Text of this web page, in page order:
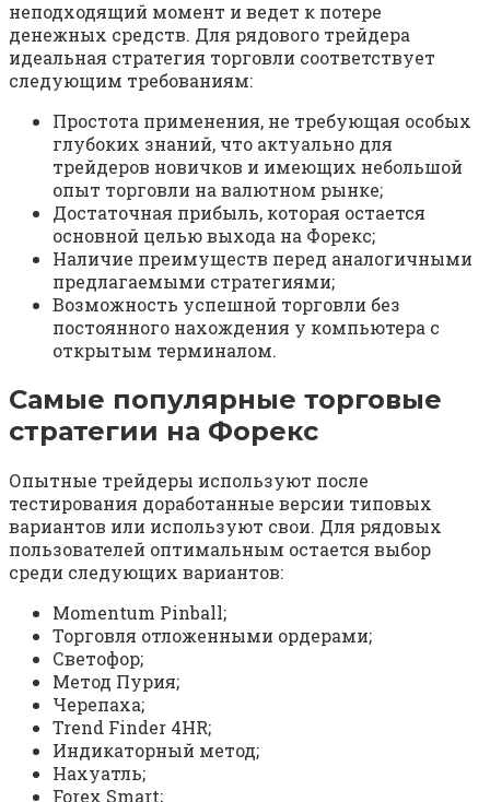
неподходящий момент и ведет к потере
денежных средств. Для рядового трейдера
идеальная стратегия торговли соответствует
следующим требованиям:
Простота применения, не требующая особых
глубоких знаний, что актуально для
трейдеров новичков и имеющих небольшой
опыт торговли на валютном рынке;
Достаточная прибыль, которая остается
основной целью выхода на Форекс;
Наличие преимуществ перед аналогичными
предлагаемыми стратегиями;
Возможность успешной торговли без
постоянного нахождения у компьютера с
открытым терминалом.
Самые популярные торговые
стратегии на Форекс
Опытные трейдеры используют после
тестирования доработанные версии типовых
вариантов или используют свои. Для рядовых
пользователей оптимальным остается выбор
среди следующих вариантов:
Momentum Pinball;
Торговля отложенными ордерами;
Светофор;
Метод Пурия;
Черепаха;
Trend Finder 4HR;
Индикаторный метод;
Нахуатль;
Forex Smart;